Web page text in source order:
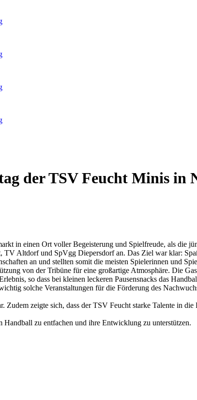
der TSV Feucht Minis in
in einen Ort voller Begeisterung und Spielfreude, als die
Altdorf und SpVgg Diepersdorf an. Das Ziel war klar:
an und stellten somit die meisten Spielerinnen und
von der Tribüne für eine großartige Atmosphäre. Die
so dass bei kleinen leckeren Pausensnacks das
solche Veranstaltungen für die Förderung des
Zudem zeigte sich, dass der TSV Feucht starke Talente in
zu entfachen und ihre Entwicklung zu unterstützen.